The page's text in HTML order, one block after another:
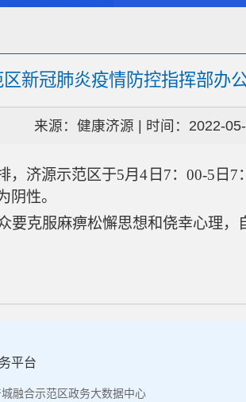
新冠肺炎疫情防控指挥部办
来源：健康济源 | 时间：2022-
济源示范区于5月4日7：00-5日7
阴性。
克服麻痹松懈思想和侥幸心理，
平台
融合示范区政务大数据中心